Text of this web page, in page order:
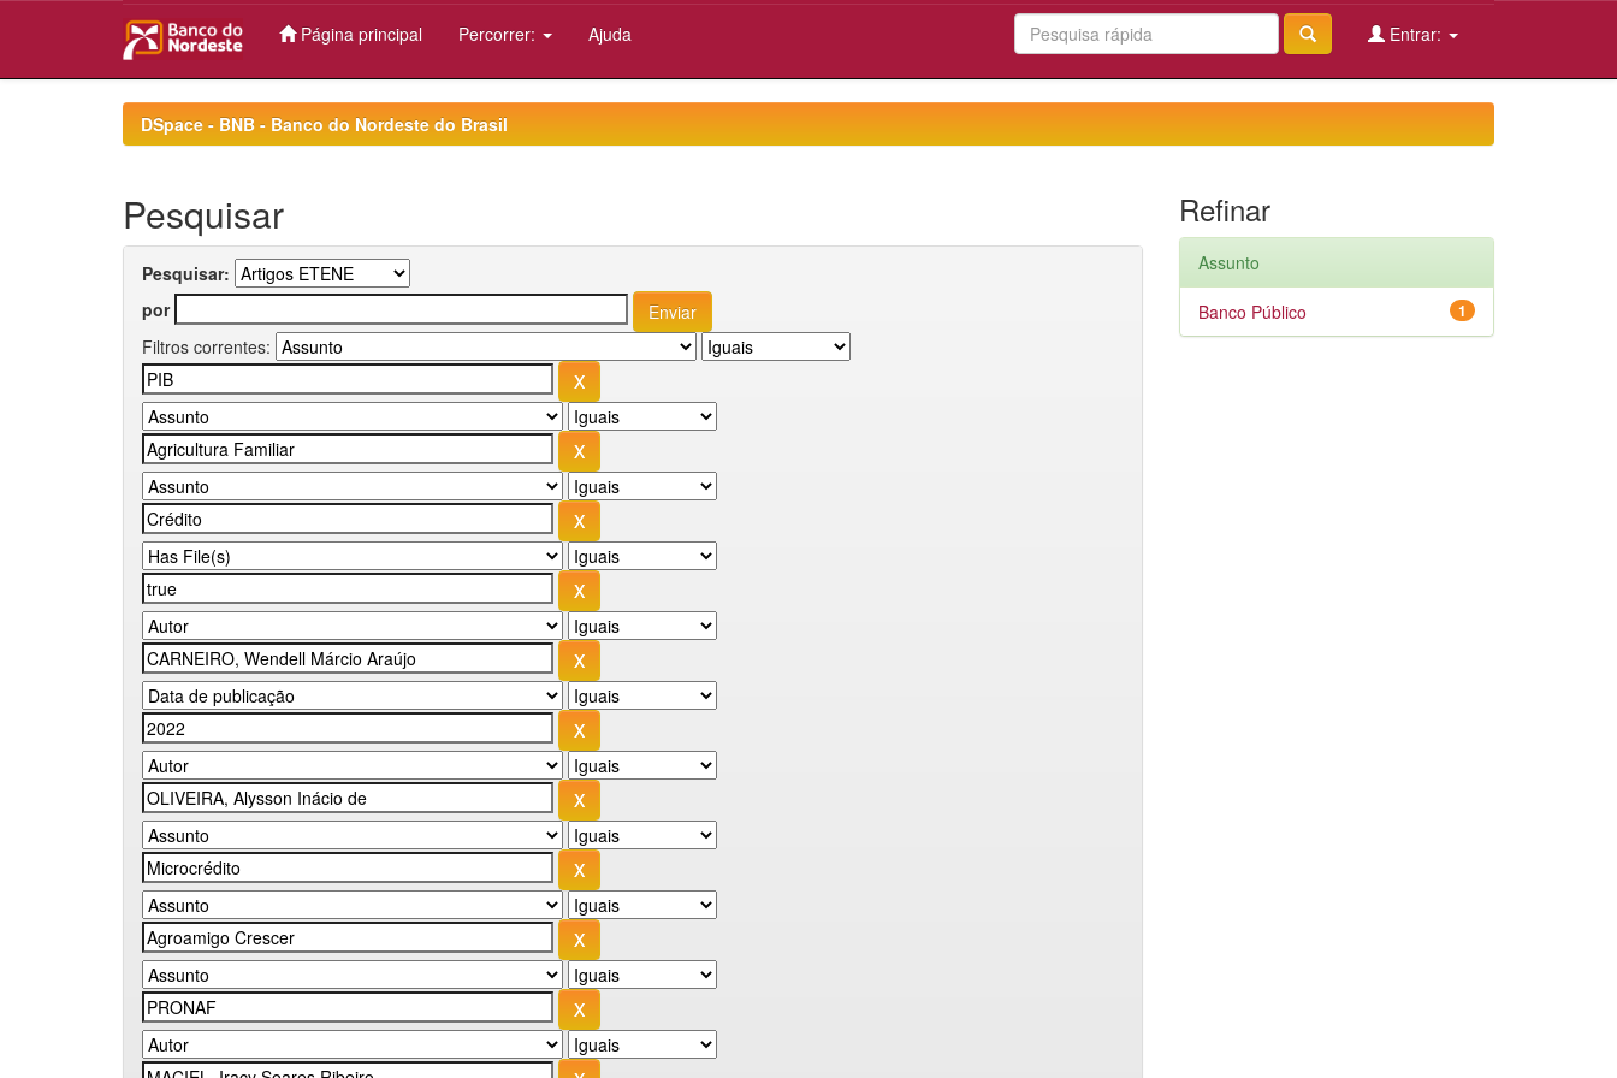
Página principal Percorrer: Ajuda Entrar:
DSpace - BNB - Banco do Nordeste do Brasil
Pesquisar
Pesquisar:
por
Filtros correntes:
Refinar
Assunto
1
Banco Público